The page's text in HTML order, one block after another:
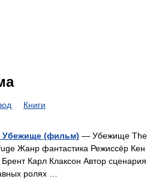
Книги
Убежище (фильм) — Убежище The
Жанр фантастика Режиссёр Кен
Карл Клаксон Автор сценария
ролях …